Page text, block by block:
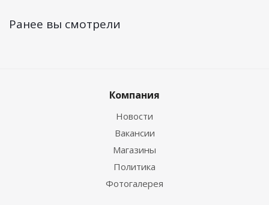
Ранее вы смотрели
Компания
Новости
Вакансии
Магазины
Политика
Фотогалерея